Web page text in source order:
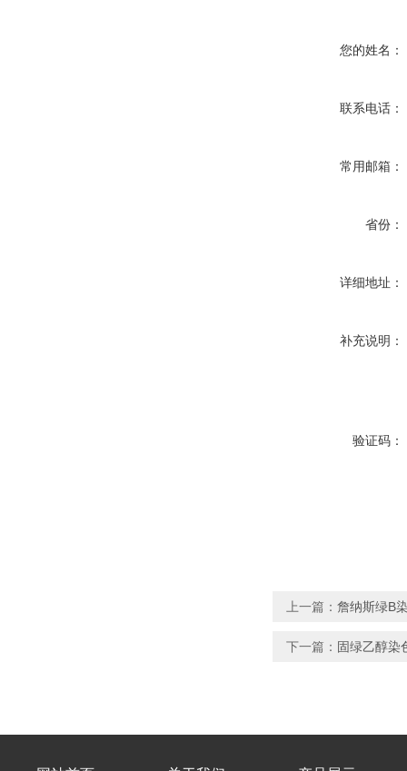
您的姓名：
联系电话：
常用邮箱：
省份：
详细地址：
补充说明：
验证码：
上一篇： 詹纳斯绿B
下一篇： 固绿乙醇染